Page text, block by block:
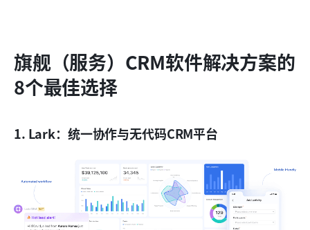
旗舰（服务）CRM软件解决方案的
8个最佳选择
1. Lark：统一协作与无代码CRM平台